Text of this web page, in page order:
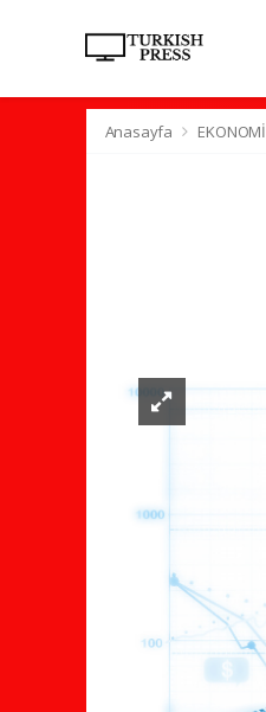
Anasayfa EKONOMİ